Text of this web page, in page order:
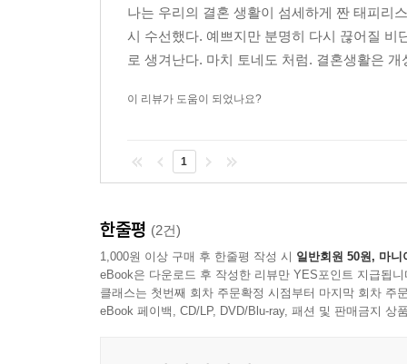
작가는 원래 소설 전체를 셀레스철의 시점에서
이기적이라고 평하며 로이의 고통과 불행에만
대학 시절 이 책을 처음 읽고 자신이 평생 듣고
여성이 처한 불합리한 현실을 효과적으로 드러
독립적인 삶을 지키려 애쓰는 셀레스철이라는 인
발원하며, 오히려 그로 인해 이 작품은 더욱 전
로이는 그녀에게 항의하며 말한다. “나는 죄가
일종의 선언처럼 느껴진다. “나도 죄가 없어.”
- [핑턴 포스트]
이 잊을 수 없는 소설에서 타야리 존스는 자존심
- [에스콰이어]
- [피플]
존스는 기대와 상실과 인종적 불평등에 대해, 그
뛰어난 솜씨로 그려낸다.
나는 우리의 결혼 생활이 섬세하게 짠 태피리
시 수선했다. 예쁘지만 분명히 다시 끊어질
로 생겨난다. 마치 토네도 처럼. 결혼생활은
이 리뷰가 도움이 되었나요?
1
한줄평 (2건)
1,000원 이상 구매 후 한줄평 작성 시 일반회원 50원, 마니
eBook은 다운로드 후 작성한 리뷰만 YES포인트 지급됩니
클래스는 첫번째 회차 주문확정 시점부터 마지막 회차 주
eBook 페이백, CD/LP, DVD/Blu-ray, 패션 및 판매금지 상